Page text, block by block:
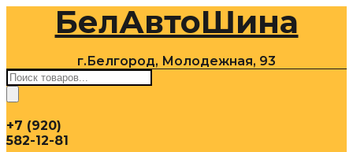
содержимомуБелАвтоШина
г.Белгород, Молодежная, 93
Поиск
товаров
+7 (920)
582-12-81